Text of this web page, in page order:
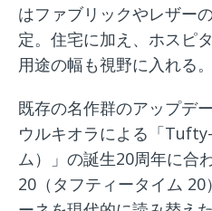
はファブリックやレザー
定。住宅に加え、ホスピ
用途の幅も視野に入れる。
既存の名作群のアップデ
ウルキオラによる「
ム）」の誕生20周年に
20（タフティータイム